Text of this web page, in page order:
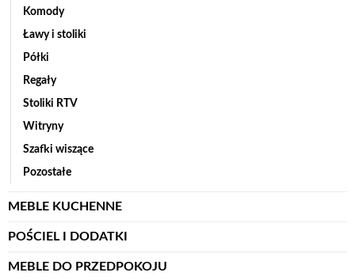
Komody
Ławy i stoliki
Półki
Regały
Stoliki RTV
Witryny
Szafki wiszące
Pozostałe
MEBLE KUCHENNE
POŚCIEL I DODATKI
MEBLE DO PRZEDPOKOJU